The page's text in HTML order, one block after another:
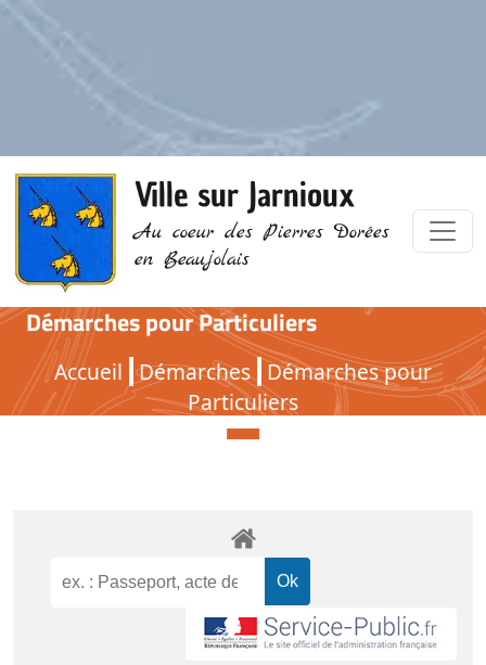
Ville sur Jarnioux
Au coeur des Pierres Dorées
en Beaujolais
Démarches pour Particuliers
Accueil Démarches Démarches pour
Particuliers
Démarches pour Particuliers